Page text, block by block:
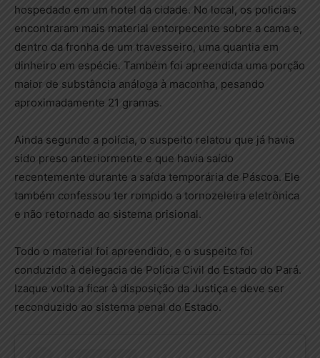
hospedado em um hotel da cidade. No local, os policiais
encontraram mais material entorpecente sobre a cama e,
dentro da fronha de um travesseiro, uma quantia em
dinheiro em espécie. Também foi apreendida uma porção
maior de substância análoga à maconha, pesando
aproximadamente 21 gramas.
Ainda segundo a polícia, o suspeito relatou que já havia
sido preso anteriormente e que havia saído
recentemente durante a saída temporária de Páscoa. Ele
também confessou ter rompido a tornozeleira eletrônica
e não retornado ao sistema prisional.
Todo o material foi apreendido, e o suspeito foi
conduzido à delegacia de Polícia Civil do Estado do Pará.
Izaque volta a ficar à disposição da Justiça e deve ser
reconduzido ao sistema penal do Estado.